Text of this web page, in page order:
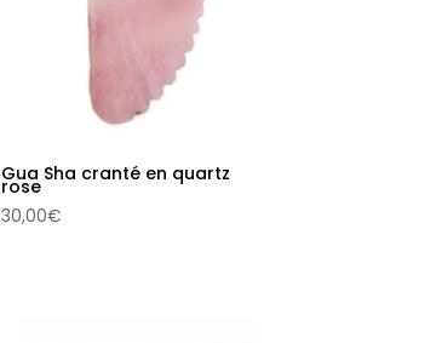
Gua Sha cranté en quartz
rose
30,00€